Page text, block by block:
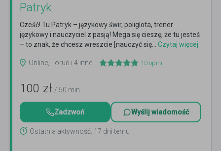
Patryk
Cześć! Tu Patryk – językowy świr, poliglota, trener
językowy i nauczyciel z pasją! Mega się cieszę, że tu jesteś
– to znak, że chcesz wreszcie [nauczyć się... Czytaj więcej
Online, Toruń i 4 inne 10 opinii
100 zł / 50 min
Zadzwoń Wyślij wiadomość
Ostatnia aktywność: 17 dni temu